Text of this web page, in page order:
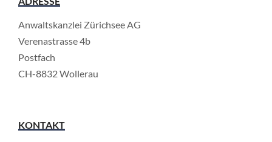
Anwaltskanzlei Zürichsee AG
Verenastrasse 4b
Postfach
CH-8832 Wollerau
KONTAKT